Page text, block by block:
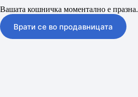
Вашата кошничка моментално е празна.
Врати се во продавницата